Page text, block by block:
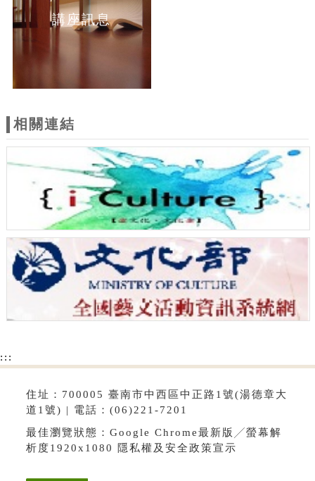
講座訊息
相關連結
:::
住址：700005 臺南市中西區中正路1號(湯德章大
道1號) | 電話：(06)221-7201
最佳瀏覽狀態：Google Chrome最新版╱螢幕解
析度1920x1080 隱私權及安全政策宣示